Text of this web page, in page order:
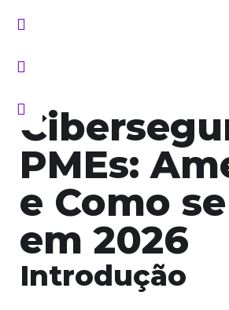
PMEs:
e Como
em 2026
Introdução